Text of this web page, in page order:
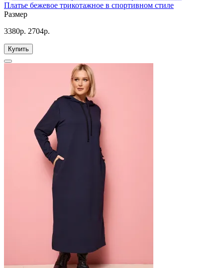
Платье бежевое трикотажное в спортивном стиле
Размер
3380р. 2704р.
Купить